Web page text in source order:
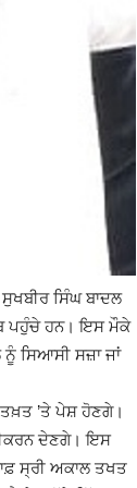
ਸਿੰਘ ਬਾਦਲ
ਪਹੁੰਚੇ ਹਨ। ਇਸ ਮੌਕੇ
ਸਿਆਸੀ ਸਜ਼ਾ ਜਾਂ
’ਤੇ ਪੇਸ਼ ਹੋਣਗੇ।
ਦੇਣਗੇ। ਇਸ
ਸ੍ਰੀ ਅਕਾਲ ਤਖਤ